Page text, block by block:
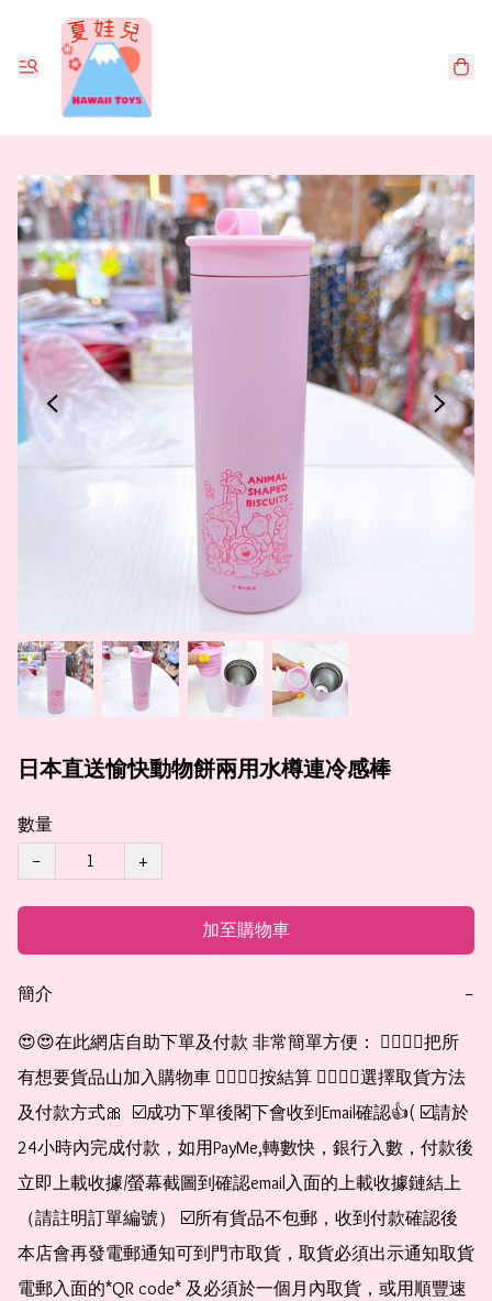
日本直送愉快動物餅兩用水樽連冷感棒
數量
−
+
加至購物車
簡介 −
😍😍在此網店自助下單及付款 非常簡單方便： 👉🏻👉🏻把所
有想要貨品山加入購物車 👉🏻👉🏻按結算 👉🏻👉🏻選擇取貨方法
及付款方式🎀  ☑️成功下單後閣下會收到Email確認👍( ☑️請於
24小時內完成付款，如用PayMe,轉數快，銀行入數，付款後
立即上載收據/螢幕截圖到確認email入面的上載收據鏈結上
（請註明訂單編號） ☑️所有貨品不包郵，收到付款確認後
本店會再發電郵通知可到門市取貨，取貨必須出示通知取貨
電郵入面的*QR code* 及必須於一個月內取貨，或用順豐速